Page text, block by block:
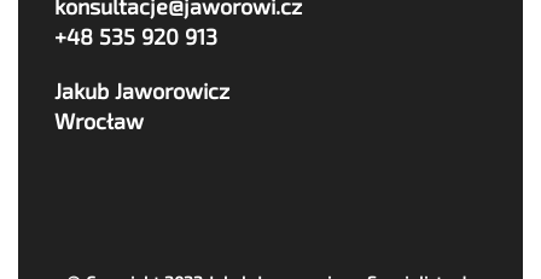
konsultacje@jaworowi.cz
+48 535 920 913
Jakub Jaworowicz
Wrocław